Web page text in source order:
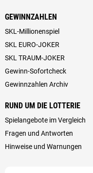
GEWINNZAHLEN
SKL-Millionenspiel
SKL EURO-JOKER
SKL TRAUM-JOKER
Gewinn-Sofortcheck
Gewinnzahlen Archiv
RUND UM DIE LOTTERIE
Spielangebote im Vergleich
Fragen und Antworten
Hinweise und Warnungen